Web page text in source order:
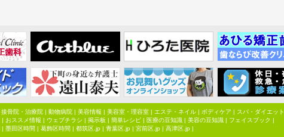
接骨院・治療院| 動物病院| 美容情報 | 美容室・理容室| エステ・ネイル| ボディケア | スパ・ダイエット
| おススメ情報 | ウェブチラシ | 掲示板 | 簡単レシピ| 医療の豆知識| 美容の豆知識| フェイスブック |
| 墨田区時間 | 葛飾区時間 | 都筑区.jp | 青葉区.jp | 宮前区.jp | 高津区.jp |